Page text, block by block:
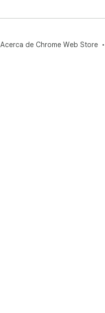
Acerca de Chrome Web Store